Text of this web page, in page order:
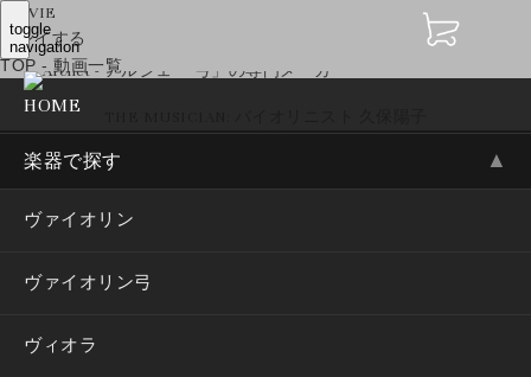
toggle
navigation
HOME
楽器で探す ▲
ヴァイオリン
ヴァイオリン弓
ヴィオラ
MOVIE
プレイする
TOP - 動画一覧